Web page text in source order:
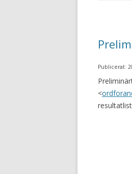
Publicerat:
<